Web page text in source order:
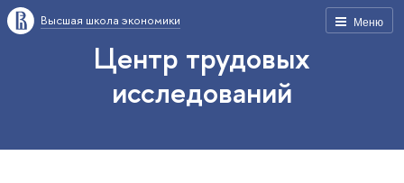
Меню
Высшая школа экономики
Центр трудовых
исследований